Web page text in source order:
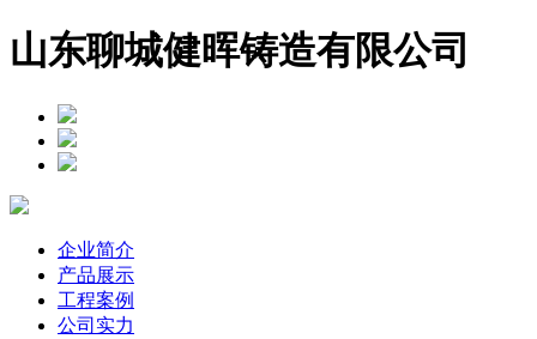
山东聊城健晖铸造有限公司
企业简介
产品展示
工程案例
公司实力